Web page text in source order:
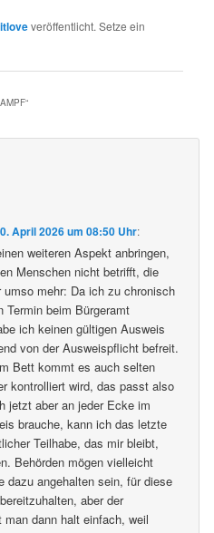
veröffentlicht. Setze ein
“
April 2026 um 08:50 Uhr:
weiteren Aspekt anbringen,
Menschen nicht betrifft, die
umso mehr: Da ich zu chronisch
Termin beim Bürgeramt
ich keinen gültigen Ausweis
von der Ausweispflicht befreit.
Bett kommt es auch selten
kontrolliert wird, das passt also
jetzt aber an jeder Ecke im
brauche, kann ich das letzte
Teilhabe, das mir bleibt,
Behörden mögen vielleicht
dazu angehalten sein, für diese
aber der
dann halt einfach, weil